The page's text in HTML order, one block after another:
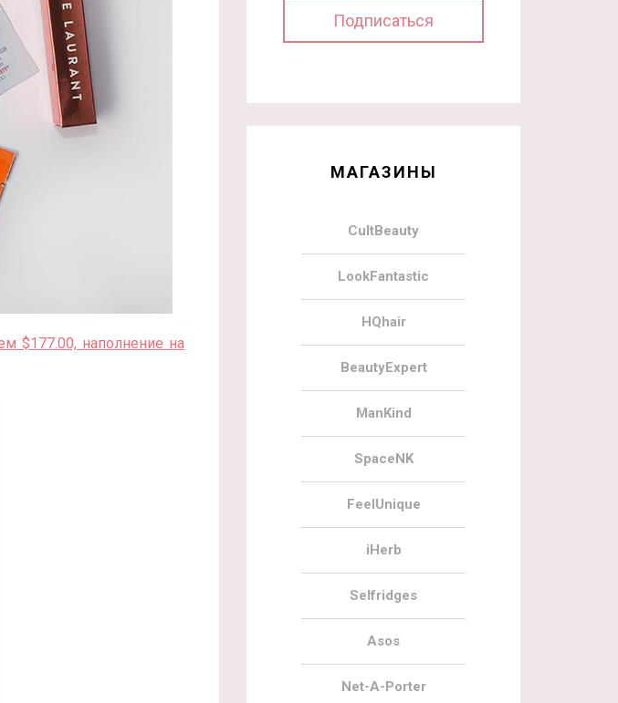
$177.00, наполнение на
МАГАЗИНЫ
CultBeauty
LookFantastic
HQhair
BeautyExpert
ManKind
SpaceNK
FeelUnique
iHerb
Selfridges
Asos
Net-A-Porter